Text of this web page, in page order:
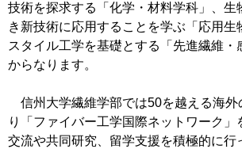
技術を探求する「化学・材料学科」、生
き新技術に応用することを学ぶ「応用生
スタイル工学を基礎とする「先進繊維・
からなります。
信州大学繊維学部では50を越える海外
り「ファイバー工学国際ネットワーク」
交流や共同研究、留学支援を積極的に行